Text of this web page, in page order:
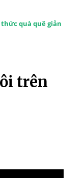
quà quê giản
trên